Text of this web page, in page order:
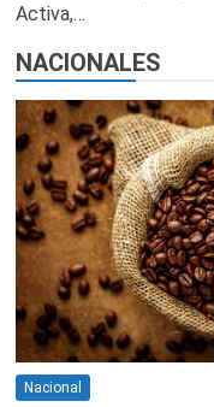
Activa,…
NACIONALES
Nacional